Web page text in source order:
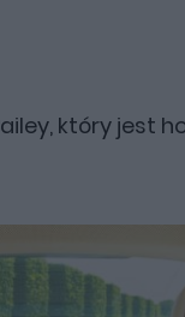
który jest